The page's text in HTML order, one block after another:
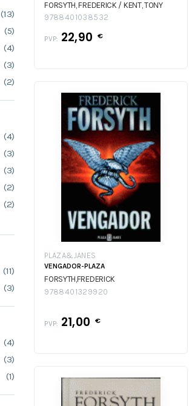
(13)
(5)
(4)
(3)
(2)
(4)
(3)
(3)
(2)
(2)
(11)
(3)
(4)
(3)
(1)
FORSYTH, FREDERICK / KENT, TONY
9788401038532
PVP: 22,90 €
PLAZA&JANES
VENGADOR-PLAZA
FORSYTH,FREDERICK
9788401329920
PVP: 21,00 €